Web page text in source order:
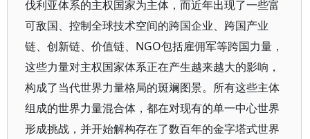
伐利亚体系的主权国家为主体，而近年出现了一些富
可敌国、控制全球技术空间的跨国企业、跨国产业
链、创新链、价值链、NGO包括雇佣军等跨国力量，
这些力量对主权国家体系正在产生越来越大的影响，
构成了当代世界力量格局的斑斓图景。所有这些主体
组成的世界力量混合体，都在对现有的单一中心世界
形成挑战，并开始解构存在了数百年的金字塔式世界